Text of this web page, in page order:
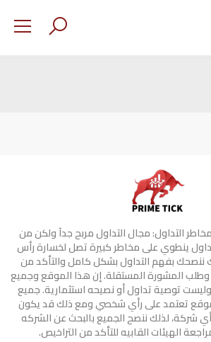
التداول: مجال التداول مربح جدآ ولكن من
ينطوي على مخاطر كبيرة تصل لخسارة رأس
ننصحك بفهم التداول بشكل كامل والتأكد من
المشورة المستقلة. إن هذا الموقع وجميع
توصية تداول أو نصيحه استثمارية. جميع
تعتمد على رأي شخصي ومع ذلك قد يكون
شركة، لذلك ننصح الجميع بالبحث عن الشركه
الهيئات القابيه للتأكد من التراخيص.